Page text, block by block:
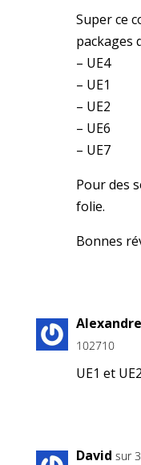
Super ce
packages
– UE4
– UE1
– UE2
– UE6
– UE7
Pour des
folie.
Bonnes
Alexandre
102710
UE1 et UE2
David sur